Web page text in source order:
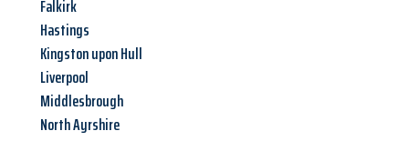
Falkirk
Hastings
Kingston upon Hull
Liverpool
Middlesbrough
North Ayrshire